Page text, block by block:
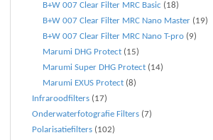
B+W 007 Clear Filter MRC Basic (18)
B+W 007 Clear Filter MRC Nano Master (19)
B+W 007 Clear Filter MRC Nano T-pro (9)
Marumi DHG Protect (15)
Marumi Super DHG Protect (14)
Marumi EXUS Protect (8)
Infraroodfilters (17)
Onderwaterfotografie Filters (7)
Polarisatiefilters (102)